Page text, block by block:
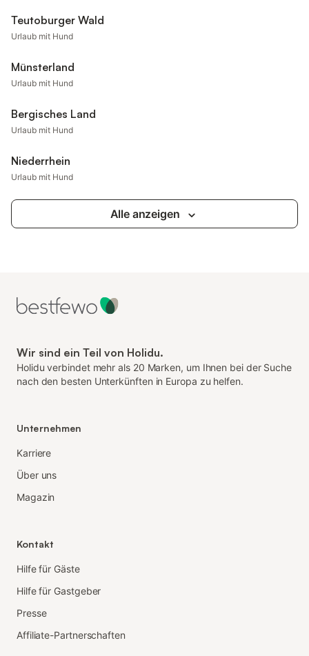
Teutoburger Wald
Urlaub mit Hund
Münsterland
Urlaub mit Hund
Bergisches Land
Urlaub mit Hund
Niederrhein
Urlaub mit Hund
Alle anzeigen
Wir sind ein Teil von Holidu.
Holidu verbindet mehr als 20 Marken, um Ihnen bei der Suche
nach den besten Unterkünften in Europa zu helfen.
Unternehmen
Karriere
Über uns
Magazin
Kontakt
Hilfe für Gäste
Hilfe für Gastgeber
Presse
Affiliate-Partnerschaften